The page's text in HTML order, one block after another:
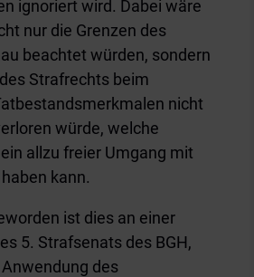
ignoriert wird. Dabei wäre
nur die Grenzen des
beachtet würden, sondern
Strafrechts beim
nicht
würde, welche
allzu freier Umgang mit
kann.
ist dies an einer
5. Strafsenats des BGH,
des